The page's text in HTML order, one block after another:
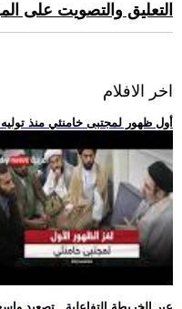
التعليق والتصويت على
اخر الافلام
.. أول ظهور لمجتبى خامنئي منذ